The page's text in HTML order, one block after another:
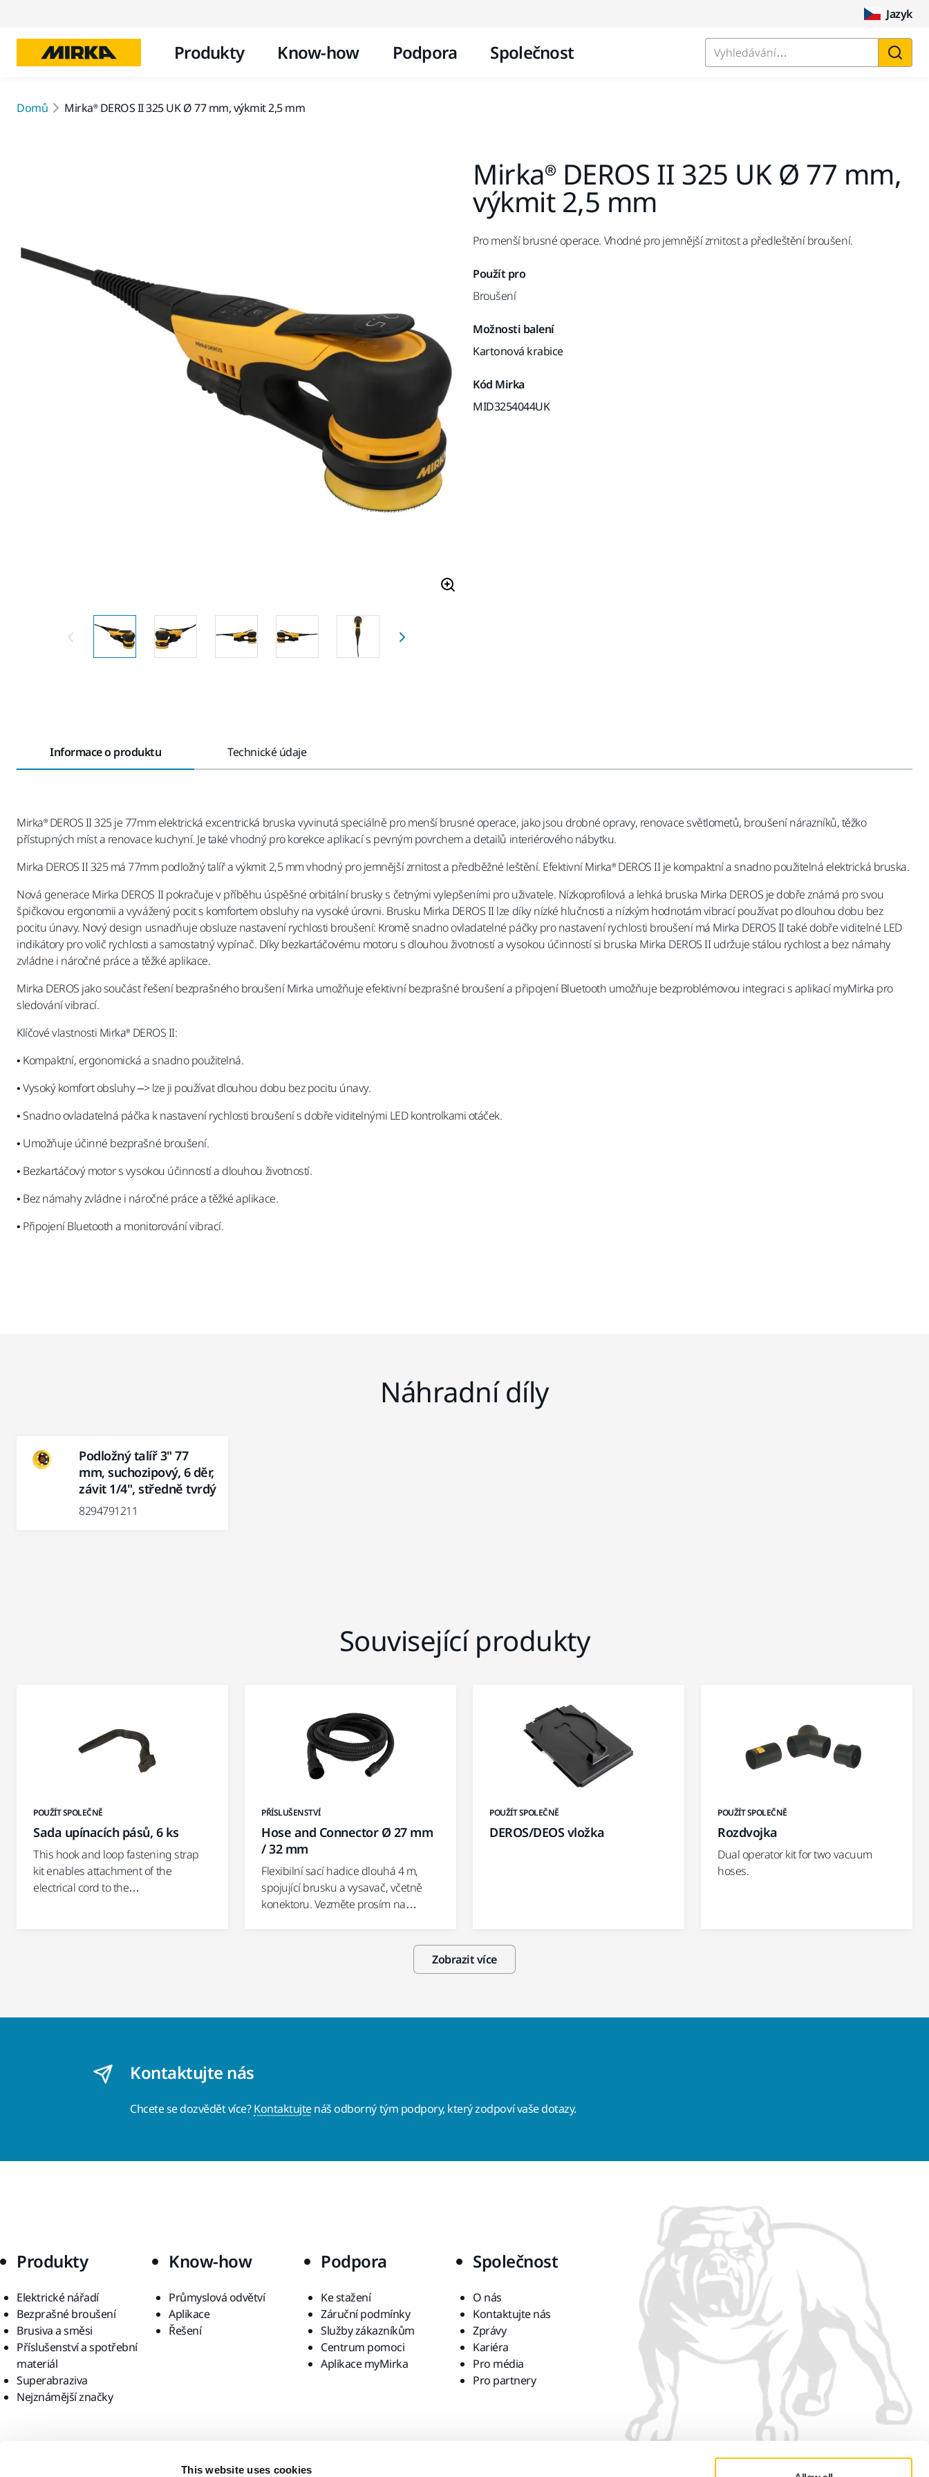
This website uses cookies
Jazyk
Produkty Know-how Podpora Společnost Vyhledávání…
Domů Mirka® DEROS II 325 UK Ø 77 mm, výkmit 2,5 mm
Mirka® DEROS II 325 UK Ø 77 mm,
výkmit 2,5 mm
Pro menší brusné operace. Vhodné pro jemnější zrnitost a předleštění broušení.
Použít pro
Broušení
Možnosti balení
Kartonová krabice
Kód Mirka
MID3254044UK
Informace o produktu Technické údaje
Mirka® DEROS II 325 je 77mm elektrická excentrická bruska vyvinutá speciálně pro menší brusné operace, jako jsou drobné opravy, renovace světlometů, broušení nárazníků, těžko
přístupných míst a renovace kuchyní. Je také vhodný pro korekce aplikací s pevným povrchem a detailů interiérového nábytku.
Mirka DEROS II 325 má 77mm podložný talíř a výkmit 2,5 mm vhodný pro jemnější zrnitost a předběžné leštění. Efektivní Mirka® DEROS II je kompaktní a snadno použitelná elektrická bruska.
Nová generace Mirka DEROS II pokračuje v příběhu úspěšné orbitální brusky s četnými vylepšeními pro uživatele. Nízkoprofilová a lehká bruska Mirka DEROS je dobře známá pro svou
špičkovou ergonomii a vyvážený pocit s komfortem obsluhy na vysoké úrovni. Brusku Mirka DEROS II lze díky nízké hlučnosti a nízkým hodnotám vibrací používat po dlouhou dobu bez
pocitu únavy. Nový design usnadňuje obsluze nastavení rychlosti broušení: Kromě snadno ovladatelné páčky pro nastavení rychlosti broušení má Mirka DEROS II také dobře viditelné LED
indikátory pro volič rychlosti a samostatný vypínač. Díky bezkartáčovému motoru s dlouhou životností a vysokou účinností si bruska Mirka DEROS II udržuje stálou rychlost a bez námahy
zvládne i náročné práce a těžké aplikace.
Mirka DEROS jako součást řešení bezprašného broušení Mirka umožňuje efektivní bezprašné broušení a připojení Bluetooth umožňuje bezproblémovou integraci s aplikací myMirka pro
sledování vibrací.
Klíčové vlastnosti Mirka® DEROS II:
• Kompaktní, ergonomická a snadno použitelná.
• Vysoký komfort obsluhy –> lze ji používat dlouhou dobu bez pocitu únavy.
• Snadno ovladatelná páčka k nastavení rychlosti broušení s dobře viditelnými LED kontrolkami otáček.
• Umožňuje účinné bezprašné broušení.
• Bezkartáčový motor s vysokou účinností a dlouhou životností.
• Bez námahy zvládne i náročné práce a těžké aplikace.
• Připojení Bluetooth a monitorování vibrací.
Náhradní díly
Podložný talíř 3" 77
mm, suchozipový, 6 děr,
závit 1/4", středně tvrdý
8294791211
Související produkty
POUŽÍT SPOLEČNĚ
Sada upínacích pásů, 6 ks
This hook and loop fastening strap
kit enables attachment of the
electrical cord to the…
PŘÍSLUŠENSTVÍ
Hose and Connector Ø 27 mm
/ 32 mm
Flexibilní sací hadice dlouhá 4 m,
spojující brusku a vysavač, včetně
konektoru. Vezměte prosím na…
POUŽÍT SPOLEČNĚ
DEROS/DEOS vložka
POUŽÍT SPOLEČNĚ
Rozdvojka
Dual operator kit for two vacuum
hoses.
Zobrazit více
Kontaktujte nás
Chcete se dozvědět více?Kontaktujtenáš odborný tým podpory, který zodpoví vaše dotazy.
Produkty
Elektrické nářadí
Bezprašné broušení
Brusiva a směsi
Příslušenství a spotřební
materiál
Superabraziva
Nejznámější značky
Know-how
Průmyslová odvětví
Aplikace
Řešení
Podpora
Ke stažení
Záruční podmínky
Služby zákazníkům
Centrum pomoci
Aplikace myMirka
Společnost
O nás
Kontaktujte nás
Zprávy
Kariéra
Pro média
Pro partnery